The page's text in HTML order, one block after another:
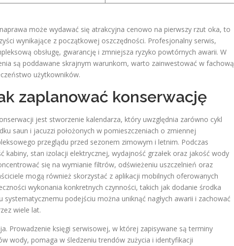
może wydawać się atrakcyjna cenowo na pierwszy rzut oka, to
wynikające z początkowej oszczędności. Profesjonalny serwis,
obsługę, gwarancję i zmniejsza ryzyko powtórnych awarii. W
są poddawane skrajnym warunkom, warto zainwestować w fachową
użytkowników.
zaplanować konserwację
jest stworzenie kalendarza, który uwzględnia zarówno cykl
saun i jacuzzi położonych w pomieszczeniach o zmiennej
przeglądu przed sezonem zimowym i letnim. Podczas
kabiny, stan izolacji elektrycznej, wydajność grzałek oraz jakość wody
się na wymianie filtrów, odświeżeniu uszczelnień oraz
mogą również skorzystać z aplikacji mobilnych oferowanych
wykonania konkretnych czynności, takich jak dodanie środka
podejściu można uniknąć nagłych awarii i zachować
wiele lat.
Prowadzenie księgi serwisowej, w której zapisywane są terminy
wody, pomaga w śledzeniu trendów zużycia i identyfikacji